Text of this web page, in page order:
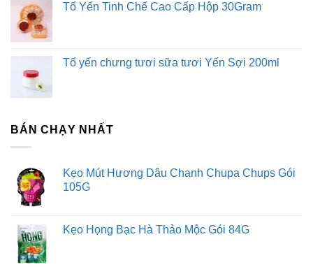
Tổ Yến Tinh Chế Cao Cấp Hộp 30Gram
Tổ yến chưng tươi sữa tươi Yến Sợi 200ml
BÁN CHẠY NHẤT
Kẹo Mút Hương Dâu Chanh Chupa Chups Gói
105G
Kẹo Họng Bạc Hà Thảo Mộc Gói 84G